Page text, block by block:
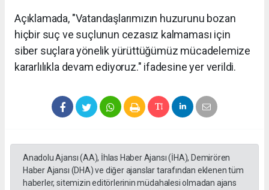
Açıklamada, "Vatandaşlarımızın huzurunu bozan
hiçbir suç ve suçlunun cezasız kalmaması için
siber suçlara yönelik yürüttüğümüz mücadelemize
kararlılıkla devam ediyoruz." ifadesine yer verildi.
Anadolu Ajansı (AA), İhlas Haber Ajansı (İHA), Demirören
Haber Ajansı (DHA) ve diğer ajanslar tarafından eklenen tüm
haberler, sitemizin editörlerinin müdahalesi olmadan ajans